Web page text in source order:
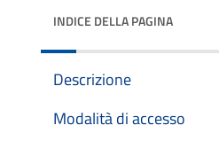
INDICE DELLA PAGINA
Descrizione
Modalità di accesso